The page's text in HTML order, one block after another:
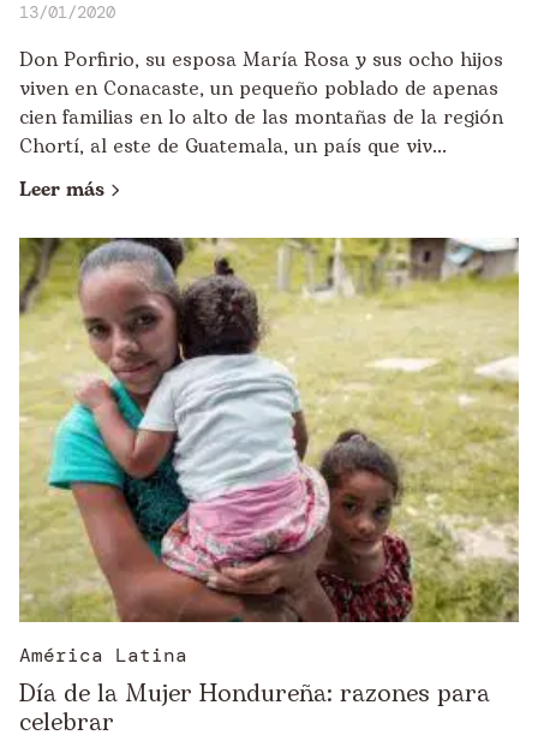
13/01/2020
Don Porfirio, su esposa María Rosa y sus ocho hijos
viven en Conacaste, un pequeño poblado de apenas
cien familias en lo alto de las montañas de la región
Chortí, al este de Guatemala, un país que viv...
Leer más
América Latina
Día de la Mujer Hondureña: razones para
celebrar